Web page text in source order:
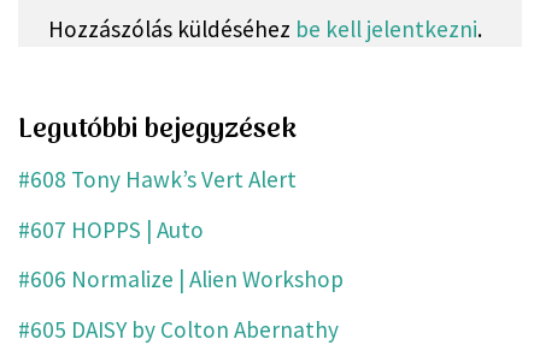
Hozzászólás küldéséhez be kell jelentkezni.
Legutóbbi bejegyzések
#608 Tony Hawk’s Vert Alert
#607 HOPPS | Auto
#606 Normalize | Alien Workshop
#605 DAISY by Colton Abernathy